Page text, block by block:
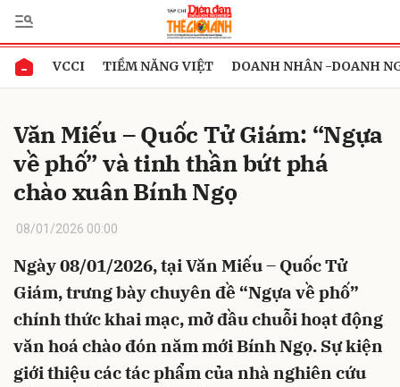
VCCI TIỀM NĂNG VIỆT DOANH NHÂN -DOANH
Văn Miếu – Quốc Tử Giám: “Ngựa
về phố” và tinh thần bứt phá
chào xuân Bính Ngọ
08/01/2026 00:00
Ngày 08/01/2026, tại Văn Miếu – Quốc Tử
Giám, trưng bày chuyên đề “Ngựa về phố”
chính thức khai mạc, mở đầu chuỗi hoạt động
văn hoá chào đón năm mới Bính Ngọ. Sự kiện
giới thiệu các tác phẩm của nhà nghiên cứu
Gửi bình luận
Hủy Gửi